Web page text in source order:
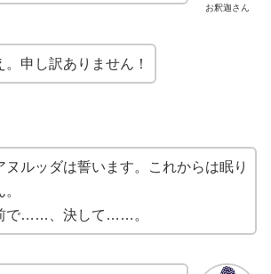
お釈迦さん
。申し訳ありません！
ヌルッダは誓います。これからは眠り
で……、決して……。